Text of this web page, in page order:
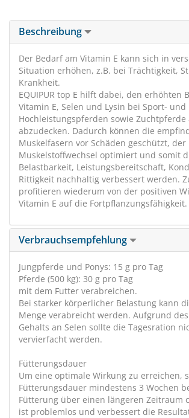
Beschreibung
Der Bedarf am Vitamin E kann sich in
Situation erhöhen, z.B. bei Trächtigkeit,
Krankheit.
EQUIPUR top E hilft dabei, den erhöhten
Vitamin E, Selen und Lysin bei Sport- und
Hochleistungspferden sowie Zuchtpferde
abzudecken. Dadurch können die
Muskelfasern vor Schäden geschützt, der
Muskelstoffwechsel optimiert und somit
Belastbarkeit, Leistungsbereitschaft,
Rittigkeit nachhaltig verbessert werden.
profitieren wiederum von der positiven
Vitamin E auf die Fortpflanzungsfähigkeit.
Verbrauchsempfehlung
Jungpferde und Ponys: 15 g pro Tag
Pferde (500 kg): 30 g pro Tag
mit dem Futter verabreichen.
Bei starker körperlicher Belastung kann
Menge verabreicht werden. Aufgrund
Gehalts an Selen sollte die Tagesration
vervierfacht werden.
Fütterungsdauer
Um eine optimale Wirkung zu erreichen,
Fütterungsdauer mindestens 3 Wochen
Fütterung über einen längeren Zeitraum
ist problemlos und verbessert die